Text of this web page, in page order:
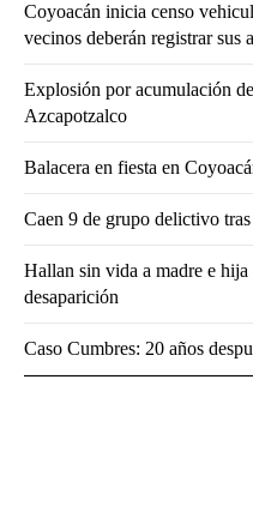
Coyoacán inicia censo
vecinos deberán registrar sus
Explosión por acumulación
Azcapotzalco
Balacera en fiesta en
Caen 9 de grupo delictivo
Hallan sin vida a madre e
desaparición
Caso Cumbres: 20 años